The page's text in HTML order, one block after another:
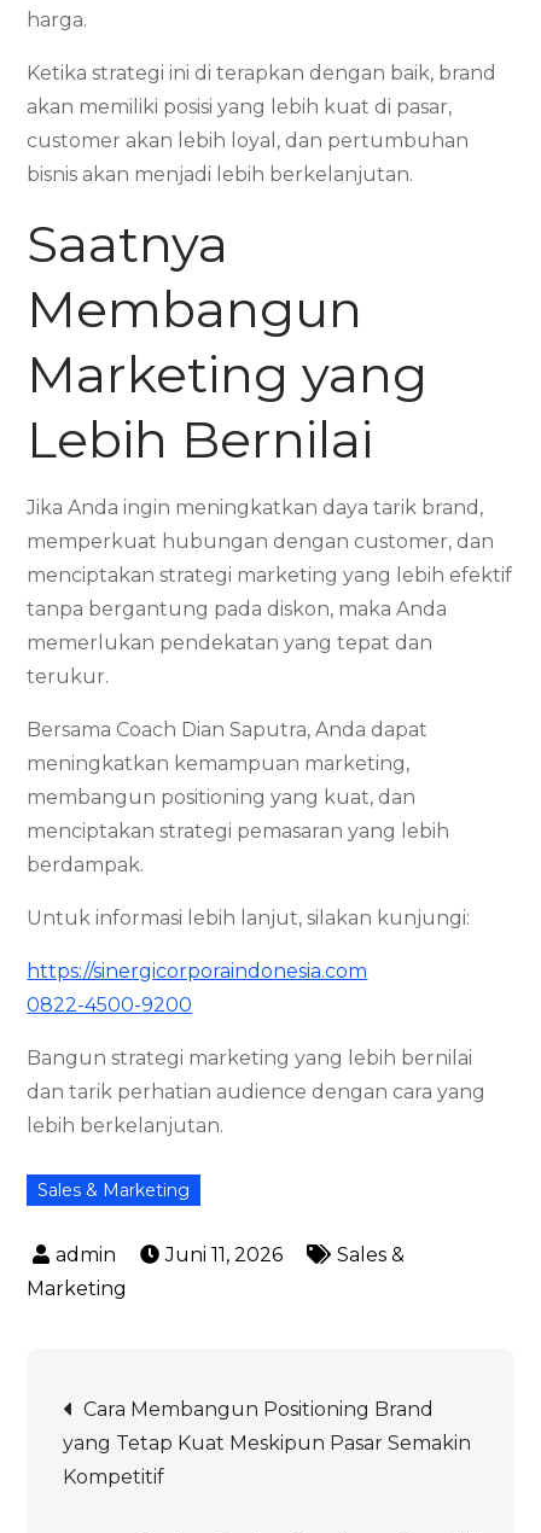
harga.
Ketika strategi ini di terapkan dengan baik, brand
akan memiliki posisi yang lebih kuat di pasar,
customer akan lebih loyal, dan pertumbuhan
bisnis akan menjadi lebih berkelanjutan.
Saatnya
Membangun
Marketing yang
Lebih Bernilai
Jika Anda ingin meningkatkan daya tarik brand,
memperkuat hubungan dengan customer, dan
menciptakan strategi marketing yang lebih efektif
tanpa bergantung pada diskon, maka Anda
memerlukan pendekatan yang tepat dan
terukur.
Bersama Coach Dian Saputra, Anda dapat
meningkatkan kemampuan marketing,
membangun positioning yang kuat, dan
menciptakan strategi pemasaran yang lebih
berdampak.
Untuk informasi lebih lanjut, silakan kunjungi:
https://sinergicorporaindonesia.com
0822-4500-9200
Bangun strategi marketing yang lebih bernilai
dan tarik perhatian audience dengan cara yang
lebih berkelanjutan.
Sales & Marketing
Juni 11, 2026
Sales &
Marketing
Navigasi
pos
Cara Membangun Positioning Brand
yang Tetap Kuat Meskipun Pasar Semakin
Kompetitif